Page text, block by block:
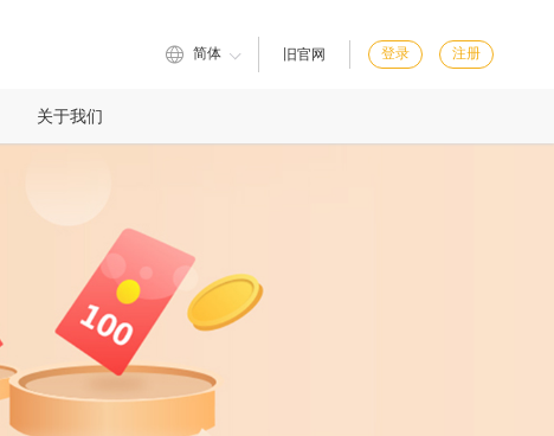
简体 旧官网 登录 注册
关于我们